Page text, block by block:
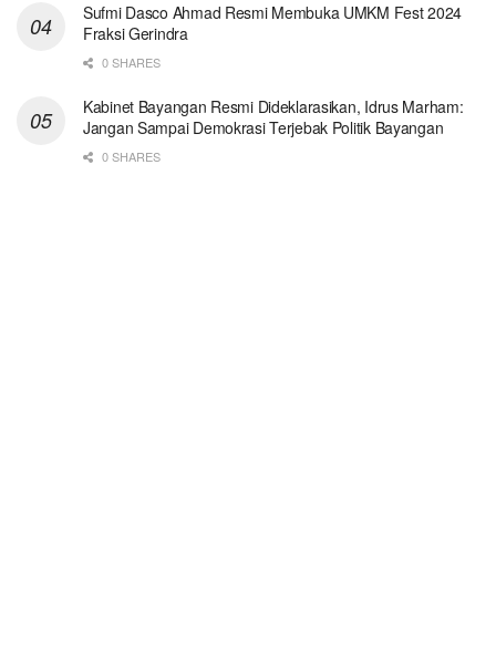
Sufmi Dasco Ahmad Resmi Membuka UMKM Fest 2024
Fraksi Gerindra
0 SHARES
Kabinet Bayangan Resmi Dideklarasikan, Idrus Marham:
Jangan Sampai Demokrasi Terjebak Politik Bayangan
0 SHARES